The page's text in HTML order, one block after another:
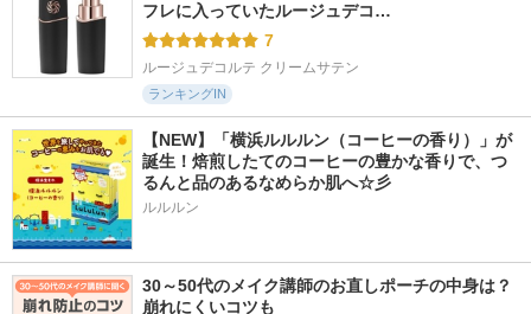
フレに入っていたルージュデコ…
7
ルージュデコルテ クリームサテン
ランキングIN
【NEW】「横浜ルルルン（コーヒーの香り）」が
誕生！焙煎したてのコーヒーの豊かな香りで、つ
るんと品のあるなめらか肌へ☆彡
ルルルン
30～50代のメイク講師のお直しポーチの中身は？
崩れにくいコツも